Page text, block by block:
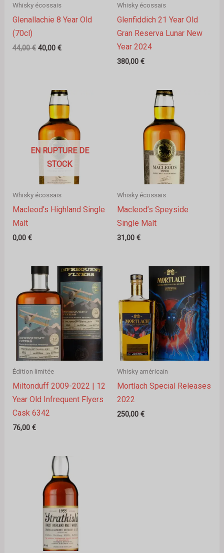
Whisky écossais
Glenallachie 8 Year Old
(70cl)
44,00€ 40,00 €
Whisky écossais
Glenfiddich 21 Year Old
Gran Reserva Lunar New
Year 2024
380,00 €
EN RUPTURE DE
STOCK
Whisky écossais
Macleod’s Highland Single
Malt
0,00 €
Whisky écossais
Macleod’s Speyside
Single Malt
31,00 €
Édition limitée
Miltonduff 2009-2022 | 12
Year Old Infrequent Flyers
Cask 6342
76,00 €
Whisky américain
Mortlach Special Releases
2022
250,00 €